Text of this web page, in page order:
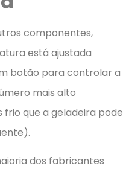
componentes,
está ajustada
botão para controlar a
mais alto
que a geladeira pode
dos fabricantes